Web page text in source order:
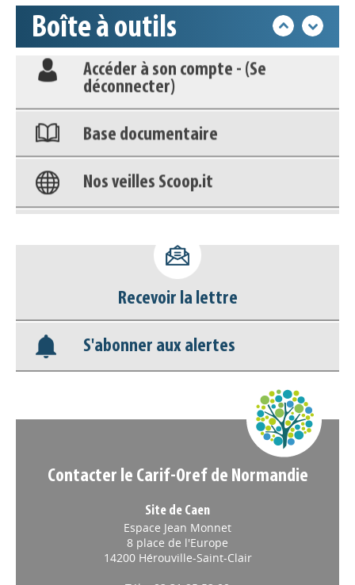
Boîte à outils
Accéder à son compte - (Se
déconnecter)
Base documentaire
Nos veilles Scoop.it
Appels à projets
Recevoir la lettre
S'abonner aux alertes
Contacter le Carif-Oref de Normandie
Site de Caen
Espace Jean Monnet
8 place de l'Europe
14200 Hérouville-Saint-Clair